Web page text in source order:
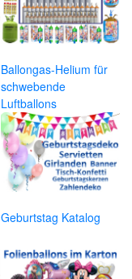
Ballongas-Helium für
schwebende
Luftballons
Geburtstag Katalog